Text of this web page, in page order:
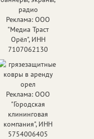
Реклама: ООО
"Медиа Траст
Орёл", ИНН
7107062130
Реклама: ООО
"Городская
клининговая
компания", ИНН
5754006405